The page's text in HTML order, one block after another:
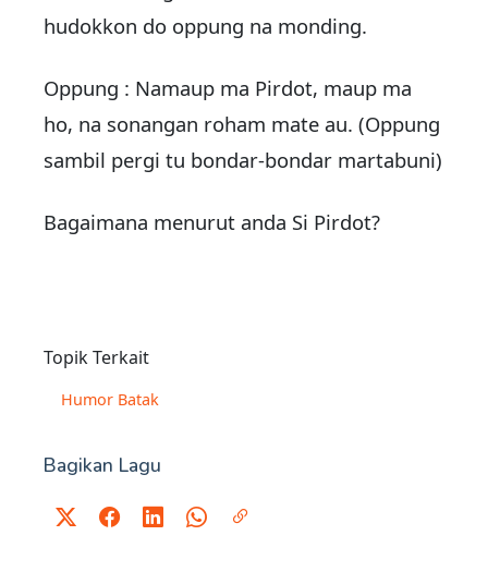
hudokkon do oppung na monding.
Oppung : Namaup ma Pirdot, maup ma
ho, na sonangan roham mate au. (Oppung
sambil pergi tu bondar-bondar martabuni)
Bagaimana menurut anda Si Pirdot?
Topik Terkait
Humor Batak
Bagikan Lagu